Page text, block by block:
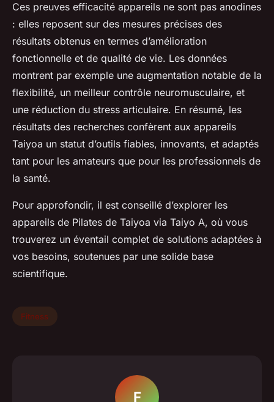
Ces preuves efficacité appareils ne sont pas anodines
: elles reposent sur des mesures précises des
résultats obtenus en termes d’amélioration
fonctionnelle et de qualité de vie. Les données
montrent par exemple une augmentation notable de la
flexibilité, un meilleur contrôle neuromusculaire, et
une réduction du stress articulaire. En résumé, les
résultats des recherches confèrent aux appareils
Taiyoa un statut d’outils fiables, innovants, et adaptés
tant pour les amateurs que pour les professionnels de
la santé.
Pour approfondir, il est conseillé d’explorer les
appareils de Pilates de Taiyoa via Taiyo A, où vous
trouverez un éventail complet de solutions adaptées à
vos besoins, soutenues par une solide base
scientifique.
Fitness
F